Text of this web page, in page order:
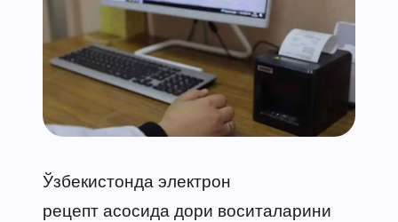
Ўзбекистонда электрон
рецепт асосида дори воситаларини